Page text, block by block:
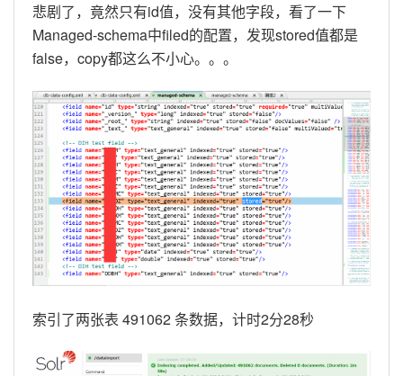
悲剧了，竟然只有id值，没有其他字段，看了一下
Managed-schema中filed的配置，发现stored值都是
false，copy都这么不小心。。。
索引了两张表 491062 条数据，计时2分28秒